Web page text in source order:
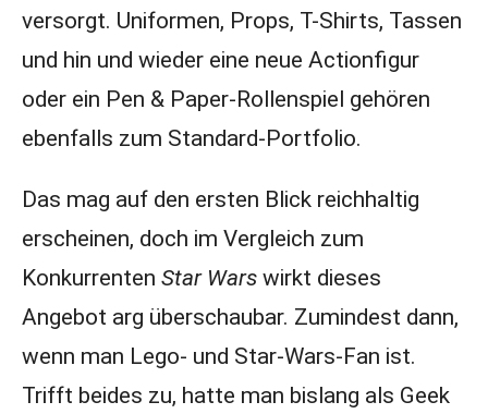
versorgt. Uniformen, Props, T-Shirts, Tassen
und hin und wieder eine neue Actionfigur
oder ein Pen & Paper-Rollenspiel gehören
ebenfalls zum Standard-Portfolio.
Das mag auf den ersten Blick reichhaltig
erscheinen, doch im Vergleich zum
Konkurrenten Star Warswirkt dieses
Angebot arg überschaubar. Zumindest dann,
wenn man Lego- und Star-Wars-Fan ist.
Trifft beides zu, hatte man bislang als Geek